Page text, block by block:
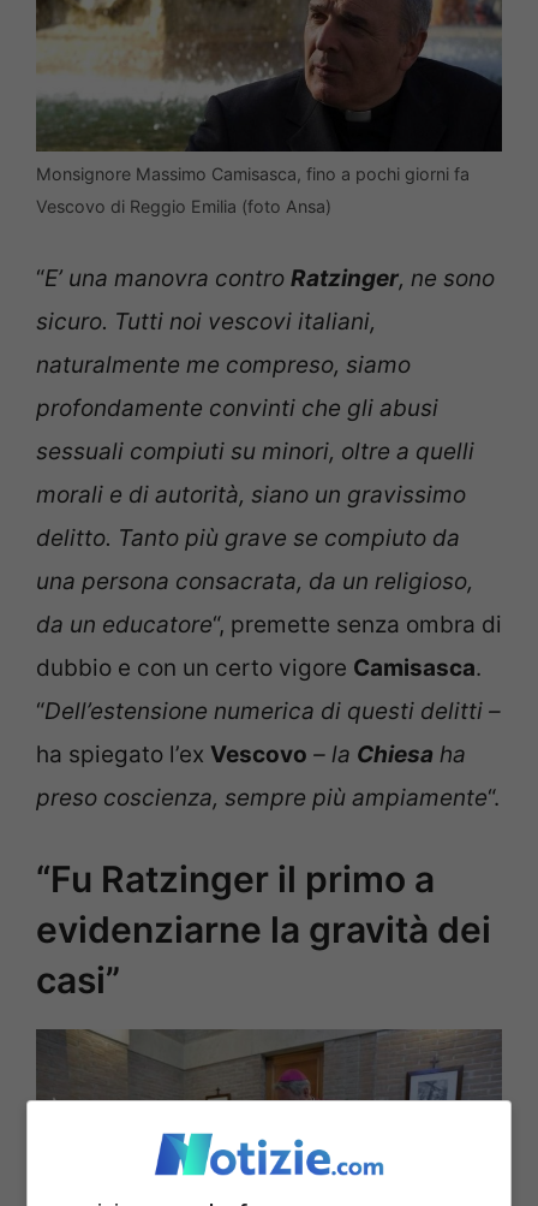
Monsignore Massimo Camisasca, fino a pochi giorni fa
Vescovo di Reggio Emilia (foto Ansa)
“E’ una manovra contro Ratzinger, ne sono
sicuro. Tutti noi vescovi italiani,
naturalmente me compreso, siamo
profondamente convinti che gli abusi
sessuali compiuti su minori, oltre a quelli
morali e di autorità, siano un gravissimo
delitto. Tanto più grave se compiuto da
una persona consacrata, da un religioso,
da un educatore“, premette senza ombra di
dubbio e con un certo vigore Camisasca.
“Dell’estensione numerica di questi delitti –
ha spiegato l’ex Vescovo – la Chiesa ha
preso coscienza, sempre più ampiamente“.
“Fu Ratzinger il primo a
evidenziarne la gravità dei
casi”